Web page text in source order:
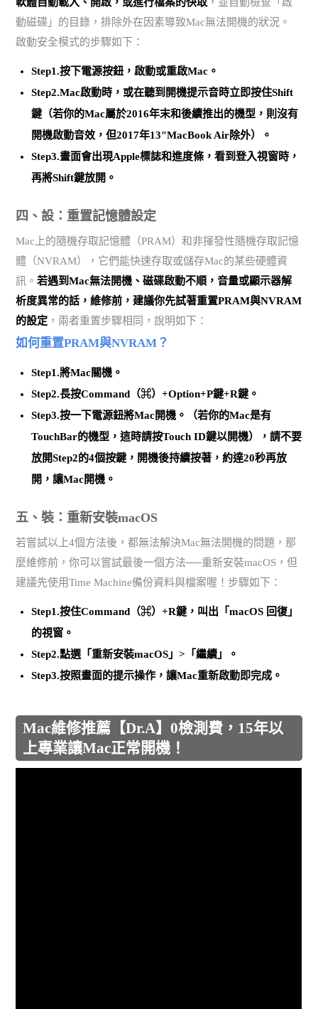
動磁碟」的目錄，排除外在因素導致Mac無法開機的狀況。
啟動安全模式的步驟如下：
Step1.按下電源按鈕，啟動或重啟Mac。
Step2.Mac啟動時，或在聽到開機提示音時立即按住Shift
鍵（若你的Mac屬於2016年末和後續推出的機型，則沒有
開機啟動音效，但2017年13″MacBook Air除外）。
Step3.畫面會出現Apple標誌和進度條，看到登入視窗時，
再將Shift鍵放開。
四、設：重置記憶體設定
Mac上的隨機存取記憶體（PRAM）和非揮發性隨機存取記憶
體（NVRAM），它們能快速存取或儲存Mac的某些硬體資
訊。若遇到Mac無法開機、磁碟啟動不順，音量或顯示器解
析度異常的話，維修前，建議你先試著重置PRAM與NVRAM
的設定 ，兩者重置步驟相同，說明如下：
如何重置PRAM與NVRAM？
Step1.將Mac關機。
Step2.長按Command（⌘）+Option+P鍵+R鍵。
Step3.按一下電源鈕將Mac開機。（若你的Mac是有
TouchBar的機型，這時請按Touch ID鍵以開機），請不要
放開Step2的4個按鍵，開機後持續按著，約達20秒再放
開，讓Mac開機。
五、裝：重新安裝macOS
若嘗試以上4個方法後，都無法解決Mac無法開機的問題，那
麼維修前，你可以嘗試最後一個方法──重新安裝macOS，但
建議先使用Time Machine備份資料與檔案喔！步驟如下：
Step1.按住Command（⌘）+R鍵，叫出「macOS 回復」
的視窗。
Step2.點選「重新安裝macOS」>「繼續」。
Step3.按照畫面的提示操作，讓Mac重新啟動即完成。
Mac維修推薦【Dr.A】0檢測費，15年以
上專業讓Mac正常開機！